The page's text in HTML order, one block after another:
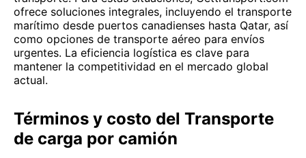
ofrece soluciones integrales, incluyendo el transporte
marítimo desde puertos canadienses hasta Qatar, así
como opciones de transporte aéreo para envíos
urgentes. La eficiencia logística es clave para
mantener la competitividad en el mercado global
actual.
Términos y costo del Transporte
de carga por camión